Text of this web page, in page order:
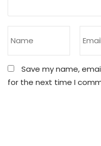
Save my name,
for the next time I